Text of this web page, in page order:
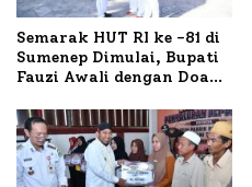
Semarak HUT RI ke -81 di
Sumenep Dimulai, Bupati
Fauzi Awali dengan Doa
Terbakar